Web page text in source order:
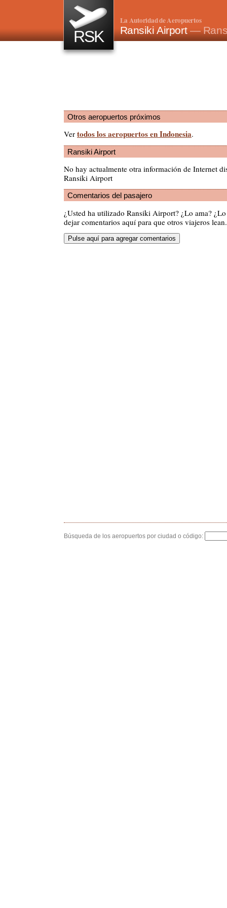
RSK
La Autoridad de Aeropuertos
Ransiki Airport—
Otros aeropuertos próximos
Ver todos los aeropuertos en Indonesia.
Ransiki Airport
No hay actualmente otra información de Internet
Ransiki Airport
Comentarios del pasajero
¿Usted ha utilizado Ransiki Airport? ¿Lo ama?
dejar comentarios aquí para que otros viajeros lean.
Búsqueda de los aeropuertos por ciudad o código: